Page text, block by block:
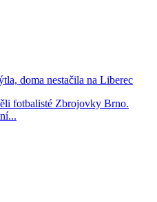
doma nestačila na Liberec
fotbalisté Zbrojovky Brno.